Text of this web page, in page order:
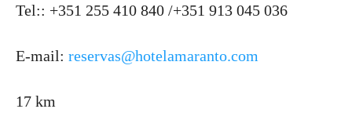
Tel:: +351 255 410 840 /+351 913 045 036
E-mail: reservas@hotelamaranto.com
17 km